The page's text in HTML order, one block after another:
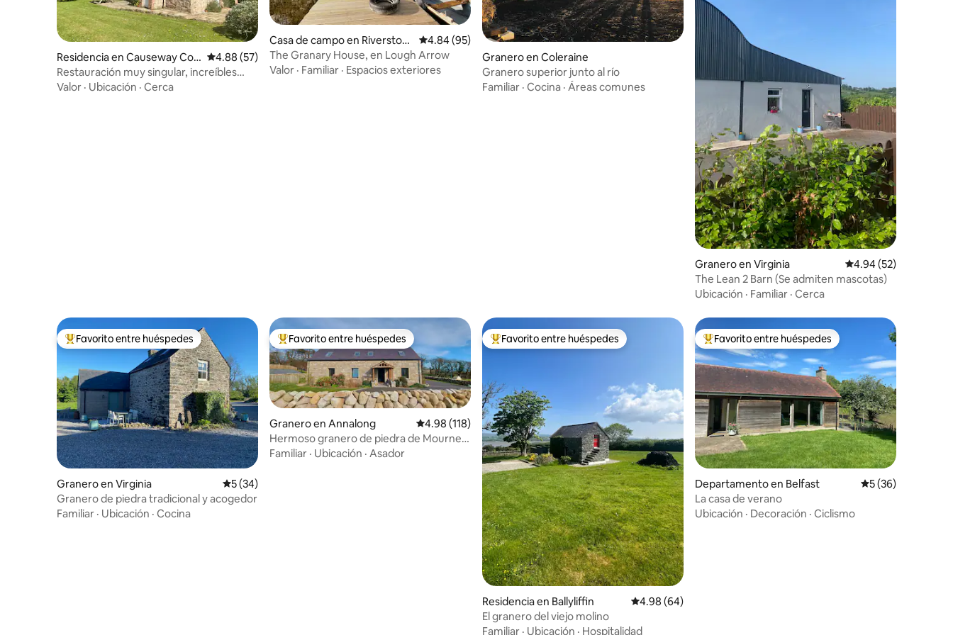
Residencia en Causeway Coa
st and Glens
Calificación promedio: 4.88 de 5; 57 evaluaciones
4.88 (57)
Restauración muy singular, increíbles
terrenos apartados
Valor · Ubicación · Cerca
Casa de campo en Riverstow
n
Calificación promedio: 4.84 de 5; 95 evaluaciones
4.84 (95)
The Granary House, en Lough Arrow
Valor · Familiar · Espacios exteriores
Granero en Coleraine
Granero superior junto al río
Familiar · Cocina · Áreas comunes
Granero en Virginia Calificación
4.94 (52)
The Lean 2 Barn (Se admiten mascotas)
Ubicación · Familiar · Cerca
De los mejores en Favorito entre huéspedes
Favorito entre huéspedes
Granero en Virginia Calificación promedio: 5 de 5; 34 evaluaciones
5 (34)
Granero de piedra tradicional y acogedor
Familiar · Ubicación · Cocina
De los mejores en Favorito entre huéspedes
Favorito entre huéspedes
Granero en Annalong Calificación promedio: 4.98 de 5; 118 evaluaciones
4.98 (118)
Hermoso granero de piedra de Mourne.
Entre el 1% más popular en Airbnb
Familiar · Ubicación · Asador
De los mejores en Favorito entre huéspedes
Favorito entre huéspedes
Residencia en Ballyliffin Calificación promedio: 4.98 de 5; 64 evaluaciones
4.98 (64)
El granero del viejo molino
Familiar · Ubicación · Hospitalidad
De los mejores en Favorito entre huéspedes
Favorito entre huéspedes
Departamento en Belfast Calificación
5 (36)
La casa de verano
Ubicación · Decoración · Ciclismo